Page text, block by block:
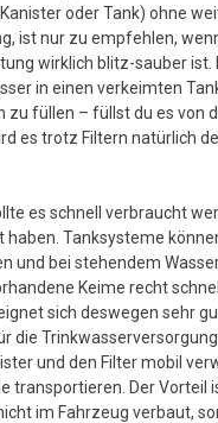
oder Tank) ohne
ist nur zu empfehlen,
wirklich blitz-sauber ist.
in einen verkeimten
zu füllen – füllst du es von
es trotz Filtern natürlich
es schnell verbraucht
haben. Tanksysteme
und bei stehendem
Keime recht
sich deswegen sehr
die
und den Filter mobil
transportieren. Der Vorteil
im Fahrzeug verbaut,